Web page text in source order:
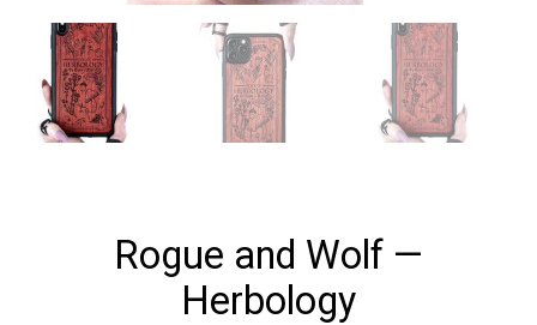
Rogue and Wolf —
Herbology